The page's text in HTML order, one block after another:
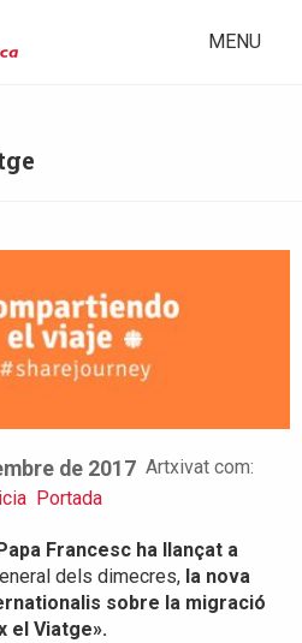
MENU
de 2017 Artxivat com:
Portada
Francesc ha llançat a
dels dimecres, la nova
sobre la migració
el Viatge».